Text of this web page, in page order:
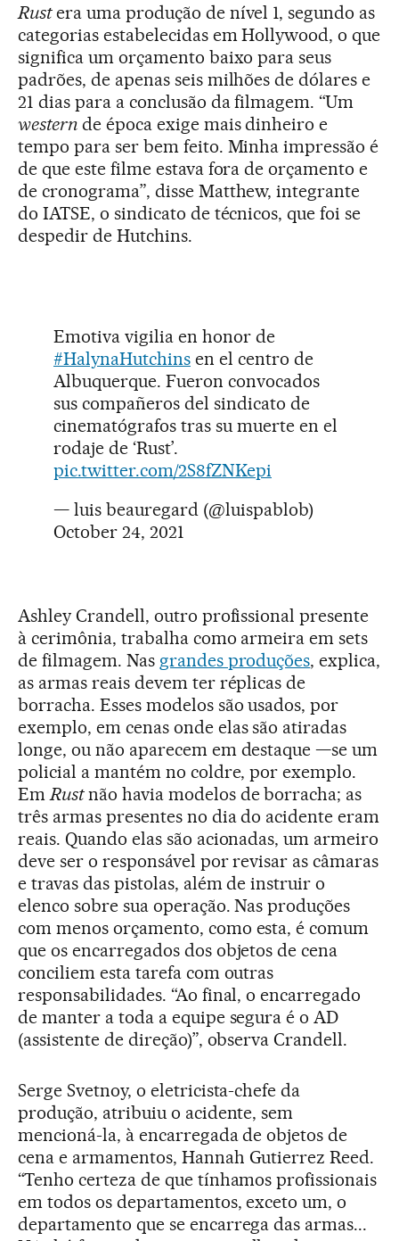
Rustera uma produção de nível 1, segundo as
categorias estabelecidas em Hollywood, o que
significa um orçamento baixo para seus
padrões, de apenas seis milhões de dólares e
21 dias para a conclusão da filmagem. “Um
westernde época exige mais dinheiro e
tempo para ser bem feito. Minha impressão é
de que este filme estava fora de orçamento e
de cronograma”, disse Matthew, integrante
do IATSE, o sindicato de técnicos, que foi se
despedir de Hutchins.
Emotiva vigilia en honor de
#HalynaHutchins en el centro de
Albuquerque. Fueron convocados
sus compañeros del sindicato de
cinematógrafos tras su muerte en el
rodaje de ‘Rust’.
pic.twitter.com/2S8fZNKepi
— luis beauregard (@luispablob)
October 24, 2021
Ashley Crandell, outro profissional presente
à cerimônia, trabalha como armeira em sets
de filmagem. Nas grandes produções, explica,
as armas reais devem ter réplicas de
borracha. Esses modelos são usados, por
exemplo, em cenas onde elas são atiradas
longe, ou não aparecem em destaque —se um
policial a mantém no coldre, por exemplo.
Em Rustnão havia modelos de borracha; as
três armas presentes no dia do acidente eram
reais. Quando elas são acionadas, um armeiro
deve ser o responsável por revisar as câmaras
e travas das pistolas, além de instruir o
elenco sobre sua operação. Nas produções
com menos orçamento, como esta, é comum
que os encarregados dos objetos de cena
conciliem esta tarefa com outras
responsabilidades. “Ao final, o encarregado
de manter a toda a equipe segura é o AD
(assistente de direção)”, observa Crandell.
Serge Svetnoy, o eletricista-chefe da
produção, atribuiu o acidente, sem
mencioná-la, à encarregada de objetos de
cena e armamentos, Hannah Gutierrez Reed.
“Tenho certeza de que tínhamos profissionais
em todos os departamentos, exceto um, o
departamento que se encarrega das armas...